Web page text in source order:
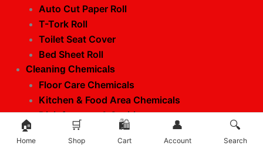
Auto Cut Paper Roll
T-Tork Roll
Toilet Seat Cover
Bed Sheet Roll
Cleaning Chemicals
Floor Care Chemicals
Kitchen & Food Area Chemicals
Disinfectants & Sanitizers
Personal Care & Shower Gels
Glass & Surface Care
🏠
Home
🛒
Shop
🛍️
Cart
👤
Account
🔍
Search